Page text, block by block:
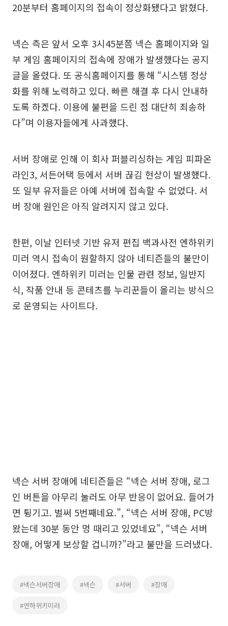
20분부터 홈페이지의 접속이 정상화됐다고 밝혔다.
넥슨 측은 앞서 오후 3시45분쯤 넥슨 홈페이지와 일
부 게임 홈페이지의 접속에 장애가 발생했다는 공지
글을 올렸다. 또 공식홈페이지를 통해 “시스템 정상
화를 위해 노력하고 있다. 빠른 해결 후 다시 안내하
도록 하겠다. 이용에 불편을 드린 점 대단히 죄송하
다”며 이용자들에게 사과했다.
서버 장애로 인해 이 회사 퍼블리싱하는 게임 피파온
라인3, 서든어택 등에서 서버 끊김 현상이 발생했다.
또 일부 유저들은 아예 서버에 접속할 수 없었다. 서
버 장애 원인은 아직 알려지지 않고 있다.
한편, 이날 인터넷 기반 유저 편집 백과사전 엔하위키
미러 역시 접속이 원할하지 않아 네티즌들의 불만이
이어졌다. 엔하위키 미러는 인물 관련 정보, 일반지
식, 작품 안내 등 콘테츠를 누리꾼들이 올리는 방식으
로 운영되는 사이트다.
넥슨 서버 장애에 네티즌들은 “넥슨 서버 장애, 로그
인 버튼을 아무리 눌러도 아무 반응이 없어요. 들어가
면 튕기고. 벌써 5번째네요.”, “넥슨 서버 장애, PC방
왔는데 30분 동안 멍 때리고 있었네요”, “넥슨 서버
장애, 어떻게 보상할 겁니까?”라고 불만을 드러냈다.
#넥슨서버장애 #넥슨 #서버 #장애
#엔하위키미러